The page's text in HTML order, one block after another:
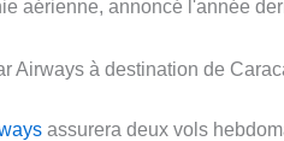
aérienne, annoncé l'année
Airways à destination de
assurera deux vols